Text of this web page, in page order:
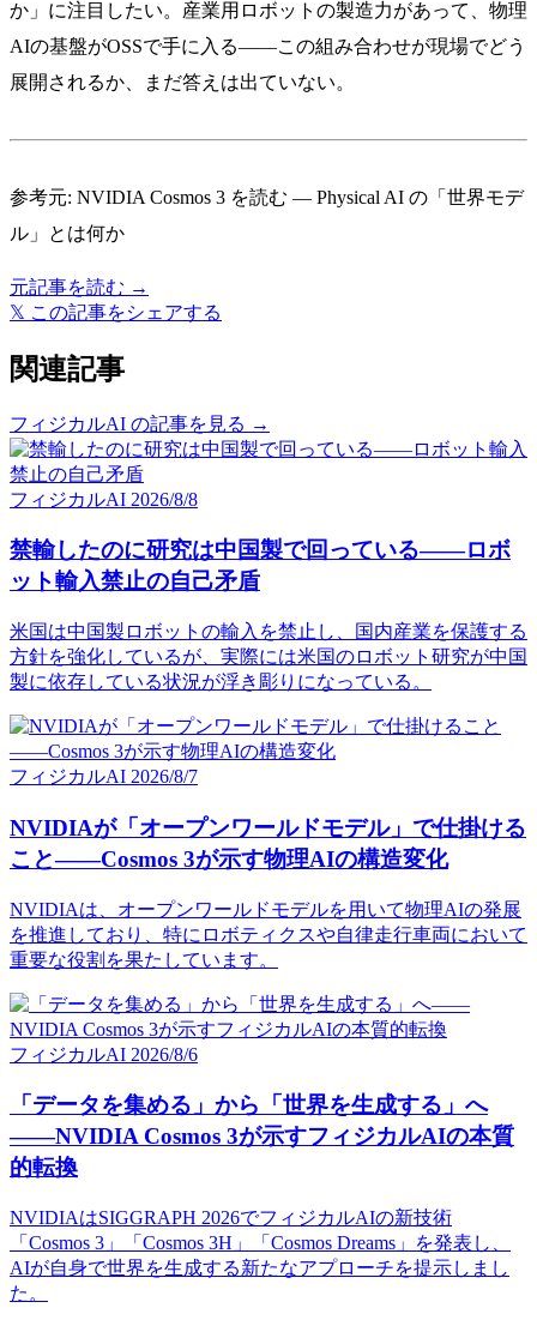
か」に注目したい。産業用ロボットの製造力があって、物理
AIの基盤がOSSで手に入る——この組み合わせが現場でどう
展開されるか、まだ答えは出ていない。
参考元: NVIDIA Cosmos 3 を読む — Physical AI の「世界モデ
ル」とは何か
元記事を読む →
𝕏 この記事をシェアする
関連記事
フィジカルAI の記事を見る →
フィジカルAI 2026/8/8
禁輸したのに研究は中国製で回っている——ロボ
ット輸入禁止の自己矛盾
米国は中国製ロボットの輸入を禁止し、国内産業を保護する
方針を強化しているが、実際には米国のロボット研究が中国
製に依存している状況が浮き彫りになっている。
フィジカルAI 2026/8/7
NVIDIAが「オープンワールドモデル」で仕掛ける
こと——Cosmos 3が示す物理AIの構造変化
NVIDIAは、オープンワールドモデルを用いて物理AIの発展
を推進しており、特にロボティクスや自律走行車両において
重要な役割を果たしています。
フィジカルAI 2026/8/6
「データを集める」から「世界を生成する」へ
——NVIDIA Cosmos 3が示すフィジカルAIの本質
的転換
NVIDIAはSIGGRAPH 2026でフィジカルAIの新技術
「Cosmos 3」「Cosmos 3H」「Cosmos Dreams」を発表し、
AIが自身で世界を生成する新たなアプローチを提示しまし
た。